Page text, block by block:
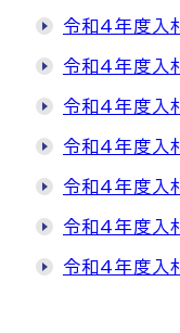
令和4年度入
令和4年度入
令和4年度入
令和4年度入
令和4年度入
令和4年度入
令和4年度入